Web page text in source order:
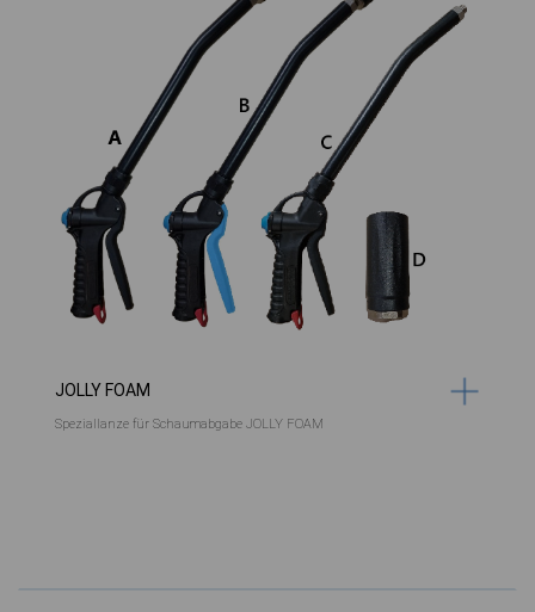
JOLLY FOAM
Speziallanze für Schaumabgabe JOLLY FOAM